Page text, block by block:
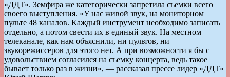
«ДДТ». Земфира же категорически запретила съемки всего
своего выступления. «У нас живой звук, на мониторном
пульте 48 каналов. Каждый инструмент необходимо записать
отдельно, а потом свести их в единый звук. На местном
телеканале, как нам объяснили, ни пультов, ни
звукорежиссеров для этого нет. А при возможности я бы с
удовольствием согласился на съемку концерта, ведь такое
бывает только раз в жизни», — рассказал прессе лидер «ДДТ»